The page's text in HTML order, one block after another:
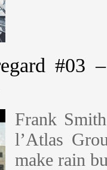
#03
Frank
l’Atlas
make rain